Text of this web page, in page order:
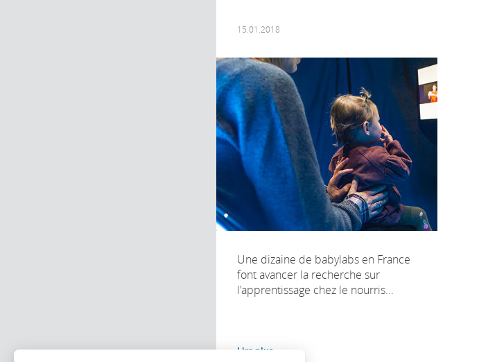
15.01.2018
Une dizaine de babylabs en France
font avancer la recherche sur
l'apprentissage chez le nourris...
Lire plus